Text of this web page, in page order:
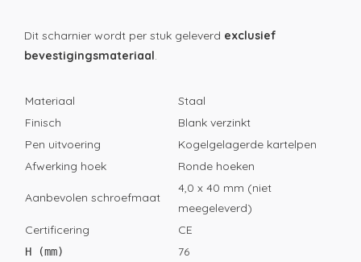
Dit scharnier wordt per stuk geleverd exclusief
bevestigingsmateriaal.
Materiaal
Staal
Finisch
Blank verzinkt
Pen uitvoering
Kogelgelagerde kartelpen
Afwerking hoek
Ronde hoeken
Aanbevolen schroefmaat
4,0 x 40 mm (niet
meegeleverd)
Certificering
CE
H (mm) 76